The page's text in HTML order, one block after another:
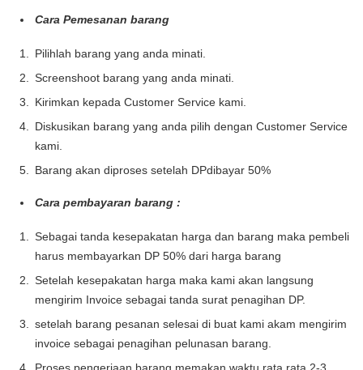
Cara Pemesanan barang
Pilihlah barang yang anda minati.
Screenshoot barang yang anda minati.
Kirimkan kepada Customer Service kami.
Diskusikan barang yang anda pilih dengan Customer Service
kami.
Barang akan diproses setelah DPdibayar 50%
Cara pembayaran barang :
Sebagai tanda kesepakatan harga dan barang maka pembeli
harus membayarkan DP 50% dari harga barang
Setelah kesepakatan harga maka kami akan langsung
mengirim Invoice sebagai tanda surat penagihan DP.
setelah barang pesanan selesai di buat kami akam mengirim
invoice sebagai penagihan pelunasan barang.
Proses pengerjaan barang memakan waktu rata rata 2-3